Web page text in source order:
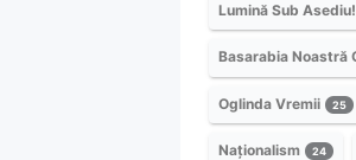
Lumină Sub Asediu!
Basarabia Noastră
Oglinda Vremii 25
Naționalism 24